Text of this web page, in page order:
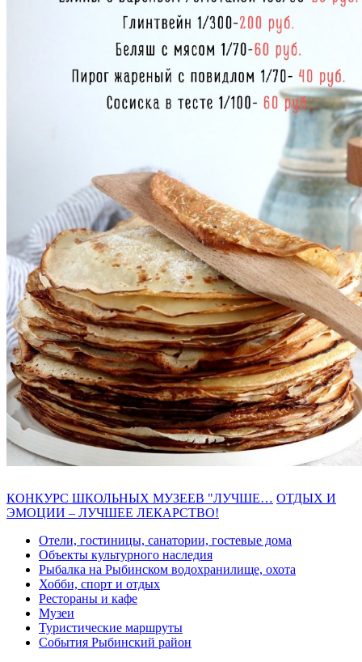
КОНКУРС ШКОЛЬНЫХ МУЗЕЕВ "ЛУЧШЕ… ОТДЫХ И
ЭМОЦИИ – ЛУЧШЕЕ ЛЕКАРСТВО!
Отели, гостиницы, санатории, гостевые дома
Объекты культурного наследия
Рыбалка на Рыбинском водохранилище, охота
Хобби, спорт и отдых
Рестораны и кафе
Музеи
Туристические маршруты
События Рыбинский район